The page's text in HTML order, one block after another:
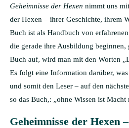
Geheimnisse der Hexen nimmt uns
der Hexen – ihrer Geschichte, ihrem
Buch ist als Handbuch von
die gerade ihre Ausbildung beginnen,
Buch auf, wird man mit den Worten
Es folgt eine Information darüber,
und somit den Leser – auf den
so das Buch,: „ohne Wissen ist
Geheimnisse der Hexen